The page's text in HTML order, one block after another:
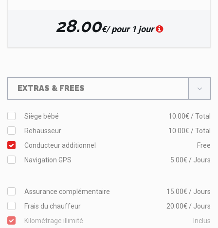
28.00€/ pour 1 jour
EXTRAS & FREES
Siège bébé
10.00€ / Total
Rehausseur
10.00€ / Total
Conducteur additionnel
Free
Navigation GPS
5.00€ / Jours
Assurance complémentaire
15.00€ / Jours
Frais du chauffeur
20.00€ / Jours
Kilométrage illimité
Inclus